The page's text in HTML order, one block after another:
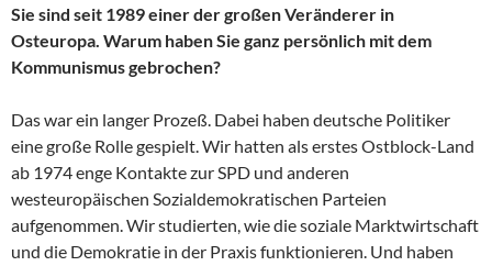
Sie sind seit 1989 einer der großen Veränderer in
Osteuropa. Warum haben Sie ganz persönlich mit dem
Kommunismus gebrochen?
Das war ein langer Prozeß. Dabei haben deutsche Politiker
eine große Rolle gespielt. Wir hatten als erstes Ostblock-Land
ab 1974 enge Kontakte zur SPD und anderen
westeuropäischen Sozialdemokratischen Parteien
aufgenommen. Wir studierten, wie die soziale Marktwirtschaft
und die Demokratie in der Praxis funktionieren. Und haben